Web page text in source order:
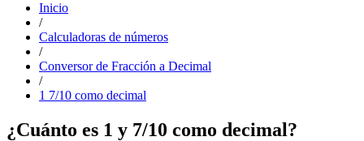
Inicio
/
Calculadoras de números
/
Conversor de Fracción a Decimal
/
1 7/10 como decimal
¿Cuánto es 1 y 7/10 como decimal?